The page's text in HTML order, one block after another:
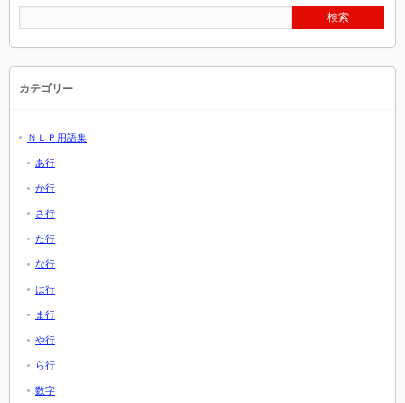
カテゴリー
ＮＬＰ用語集
あ行
か行
さ行
た行
な行
は行
ま行
や行
ら行
数字